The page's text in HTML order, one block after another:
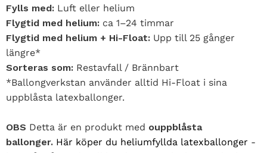
Fylls med: Luft eller helium
Flygtid med helium: ca 1–24 timmar
Flygtid med helium + Hi-Float: Upp till 25 gånger
längre*
Sorteras som: Restavfall / Brännbart
*Ballongverkstan använder alltid Hi-Float i sina
uppblåsta latexballonger.
OBS Detta är en produkt med ouppblåsta
ballonger. Här köper du heliumfyllda latexballonger -